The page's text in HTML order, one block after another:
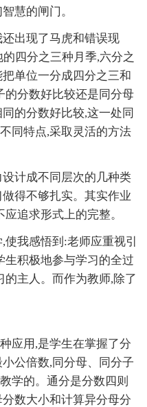
慧的闸门。
出现了马虎和错误现
四分之三种月季,六分之
单位一分成四分之三和
的分数好比较还是同分母
的分数好比较,这一处同
同特点,采取灵活的方法
计成不同层次的几种类
得不够扎实。其实作业
追求形式上的完整。
我感悟到:老师应重视引
生积极地参与学习的全过
主人。而作为教师,除了
应用,是学生在掌握了分
公倍数,同分母、同分子
学的。通分是分数四则
数大小和计算异分母分